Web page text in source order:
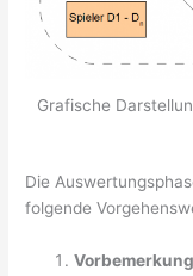
Grafische
Die
folgende